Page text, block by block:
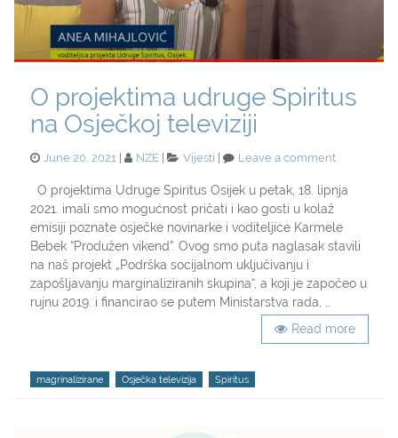
O projektima udruge Spiritus
na Osječkoj televiziji
Posted
June 20, 2021 NZE Categories
Vijesti Leave a commenton
projektima
Osječkoj
O projektima Udruge Spiritus Osijek u petak, 18. lipnja
2021. imali smo mogućnost pričati i kao gosti u kolaž
emisiji poznate osječke novinarke i voditeljice Karmele
Bebek “Produžen vikend”. Ovog smo puta naglasak stavili
na naš projekt „Podrška socijalnom uključivanju i
zapošljavanju marginaliziranih skupina“, a koji je započeo u
rujnu 2019. i financirao se putem Ministarstva rada, …
Read more
Tags
magrinalizirane Osječka televizija Spiritus